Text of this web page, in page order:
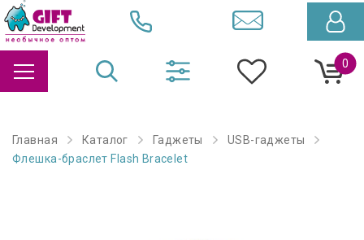
0
Главная Каталог Гаджеты
USB-гаджеты
Флешка-браслет Flash Bracelet